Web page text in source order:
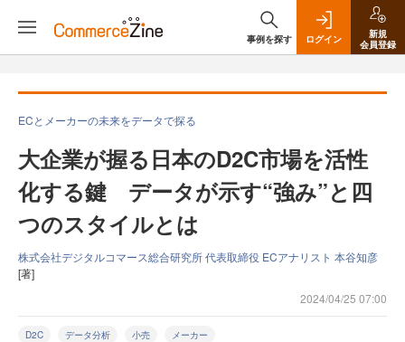
事例を探す ログイン
新規
会員登録
ECとメーカーの未来をデータで探る
大企業が握る日本のD2C市場を活性
化する鍵 データが示す“強み”と四
つのスタイルとは
株式会社デジタルコマース総合研究所 代表取締役 ECアナリスト 本谷知彦
[著]
2024/04/25 07:00
D2C データ分析 小売 メーカー